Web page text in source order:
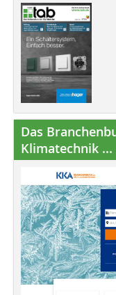
Das
Klimatechnik ...